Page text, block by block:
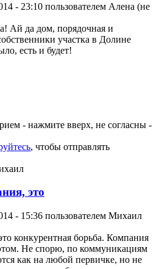
- 23:10 пользователем Алена (не
Ай да дом, порядочная и
участка в Долине
есть и будет!
- нажмите вверх, не согласны -
, чтобы отправлять
это
- 15:36 пользователем Михаил
конкурентная борьба. Компания
Не спорю, по коммуникациям
как на любой первичке, но не